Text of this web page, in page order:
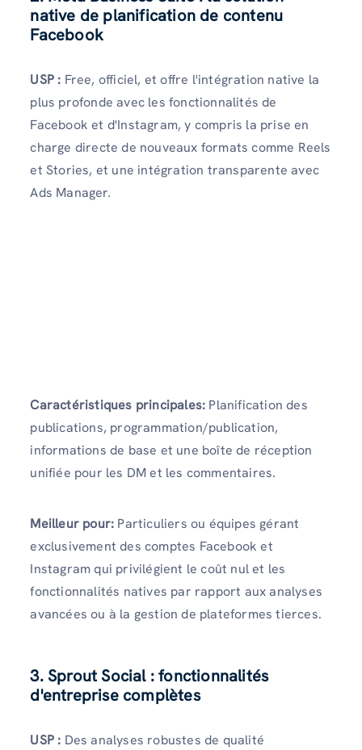
native de planification de contenu
Facebook
USP : Free, officiel, et offre l'intégration native la
plus profonde avec les fonctionnalités de
Facebook et d'Instagram, y compris la prise en
charge directe de nouveaux formats comme Reels
et Stories, et une intégration transparente avec
Ads Manager.
Caractéristiques principales: Planification des
publications, programmation/publication,
informations de base et une boîte de réception
unifiée pour les DM et les commentaires.
Meilleur pour: Particuliers ou équipes gérant
exclusivement des comptes Facebook et
Instagram qui privilégient le coût nul et les
fonctionnalités natives par rapport aux analyses
avancées ou à la gestion de plateformes tierces.
3. Sprout Social : fonctionnalités
d'entreprise complètes
USP : Des analyses robustes de qualité